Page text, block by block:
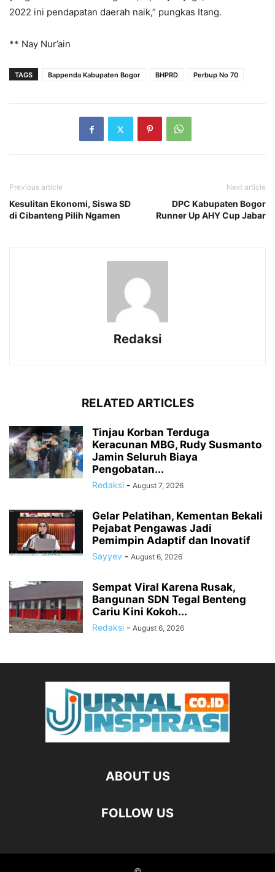
2022 ini pendapatan daerah naik,” pungkas Itang.
** Nay Nur’ain
TAGS Bappenda Kabupaten Bogor BHPRD Perbup No 70
Previous article
Kesulitan Ekonomi, Siswa SD
di Cibanteng Pilih Ngamen
Next article
DPC Kabupaten Bogor
Runner Up AHY Cup Jabar
Redaksi
RELATED ARTICLES
Tinjau Korban Terduga
Keracunan MBG, Rudy Susmanto
Jamin Seluruh Biaya
Pengobatan...
Redaksi - August 7, 2026
Gelar Pelatihan, Kementan Bekali
Pejabat Pengawas Jadi
Pemimpin Adaptif dan Inovatif
Sayyev - August 6, 2026
Sempat Viral Karena Rusak,
Bangunan SDN Tegal Benteng
Cariu Kini Kokoh...
Redaksi - August 6, 2026
ABOUT US
FOLLOW US